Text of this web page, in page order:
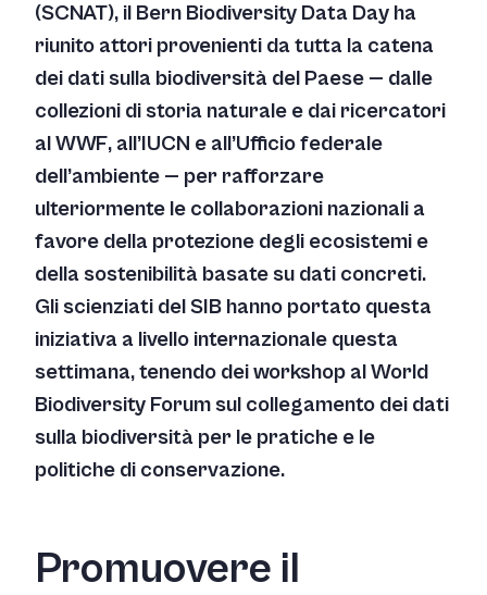
(SCNAT), il Bern Biodiversity Data Day ha
riunito attori provenienti da tutta la catena
dei dati sulla biodiversità del Paese — dalle
collezioni di storia naturale e dai ricercatori
al WWF, all’IUCN e all’Ufficio federale
dell’ambiente — per rafforzare
ulteriormente le collaborazioni nazionali a
favore della protezione degli ecosistemi e
della sostenibilità basate su dati concreti.
Gli scienziati del SIB hanno portato questa
iniziativa a livello internazionale questa
settimana, tenendo dei workshop al World
Biodiversity Forum sul collegamento dei dati
sulla biodiversità per le pratiche e le
politiche di conservazione.
Promuovere il